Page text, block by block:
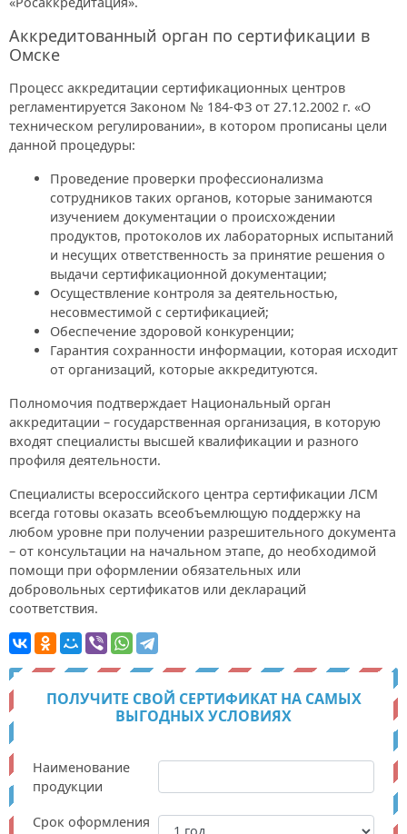
Аккредитованный орган по сертификации в
Омске
Процесс аккредитации сертификационных центров
регламентируется Законом № 184-ФЗ от 27.12.2002 г. «О
техническом регулировании», в котором прописаны цели
данной процедуры:
Проведение проверки профессионализма
сотрудников таких органов, которые занимаются
изучением документации о происхождении
продуктов, протоколов их лабораторных испытаний
и несущих ответственность за принятие решения о
выдачи сертификационной документации;
Осуществление контроля за деятельностью,
несовместимой с сертификацией;
Обеспечение здоровой конкуренции;
Гарантия сохранности информации, которая исходит
от организаций, которые аккредитуются.
Полномочия подтверждает Национальный орган
аккредитации – государственная организация, в которую
входят специалисты высшей квалификации и разного
профиля деятельности.
Специалисты всероссийского центра сертификации ЛСМ
всегда готовы оказать всеобъемлющую поддержку на
любом уровне при получении разрешительного документа
– от консультации на начальном этапе, до необходимой
помощи при оформлении обязательных или
добровольных сертификатов или деклараций
соответствия.
ПОЛУЧИТЕ СВОЙ СЕРТИФИКАТ НА САМЫХ
ВЫГОДНЫХ УСЛОВИЯХ
Наименование
продукции
Срок оформления